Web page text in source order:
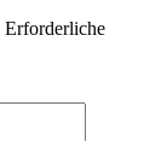
Erforderliche